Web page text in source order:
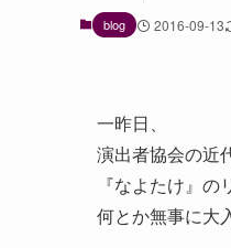
blog 2016-09-13
一昨日、
演出者協会の近
『なよたけ』
何とか無事に大